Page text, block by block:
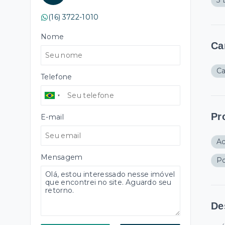
(16) 3722-1010
Nome
Telefone
E-mail
Mensagem